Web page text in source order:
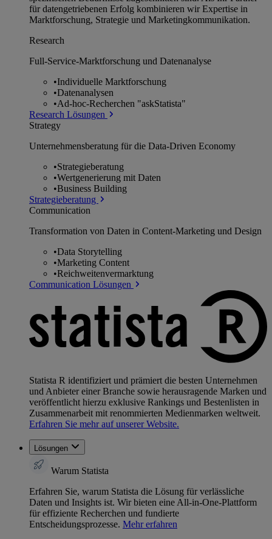
für datengetriebenen Erfolg kombinieren wir Expertise in
Marktforschung, Strategie und Marketingkommunikation.
Research
Full-Service-Marktforschung und Datenanalyse
•Individuelle Marktforschung
•Datenanalysen
•Ad-hoc-Recherchen "askStatista"
Research Lösungen
Strategy
Unternehmens­beratung für die Data-Driven Economy
•Strategieberatung
•Wertgenerierung mit Daten
•Business Building
Strategieberatung
Communication
Transformation von Daten in Content-Marketing und Design
•Data Storytelling
•Marketing Content
•Reichweitenvermarktung
Communication Lösungen
Statista R identifiziert und prämiert die besten Unternehmen
und Anbieter einer Branche sowie herausragende Marken und
veröffentlicht hierzu exklusive Rankings und Bestenlisten in
Zusammenarbeit mit renommierten Medienmarken weltweit.
Erfahren Sie mehr auf unserer Website.
Lösungen
Warum Statista
Erfahren Sie, warum Statista die Lösung für verlässliche
Daten und Insights ist. Wir bieten eine All-in-One-Plattform
für effiziente Recherchen und fundierte
Entscheidungsprozesse. Mehr erfahren